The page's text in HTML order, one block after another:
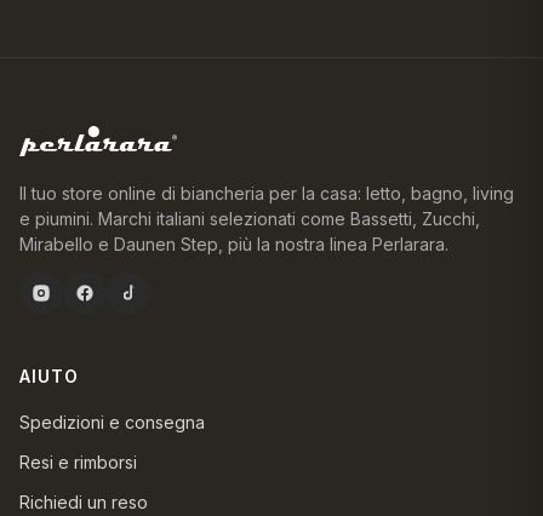
Il tuo store online di biancheria per la casa: letto, bagno, living
e piumini. Marchi italiani selezionati come Bassetti, Zucchi,
Mirabello e Daunen Step, più la nostra linea Perlarara.
AIUTO
Spedizioni e consegna
Resi e rimborsi
Richiedi un reso